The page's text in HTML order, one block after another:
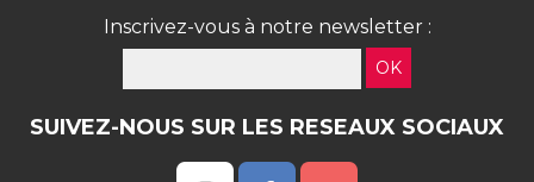
Inscrivez-vous à notre newsletter :
OK
SUIVEZ-NOUS SUR LES RESEAUX SOCIAUX